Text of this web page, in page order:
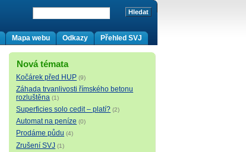
Přehled SVJ
Odkazy
Mapa webu
Nová témata
Kočárek před HUP (9)
Záhada trvanlivosti římského betonu
rozluštěna (1)
Superficies solo cedit – platí? (2)
Automat na peníze (0)
Prodáme půdu (4)
Zrušení SVJ (1)